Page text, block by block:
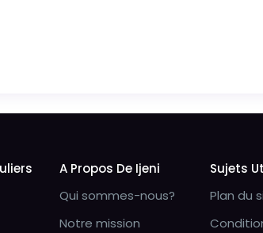
A Propos De Ijeni
Qui sommes-nous?
Notre mission
Sujets
Plan du